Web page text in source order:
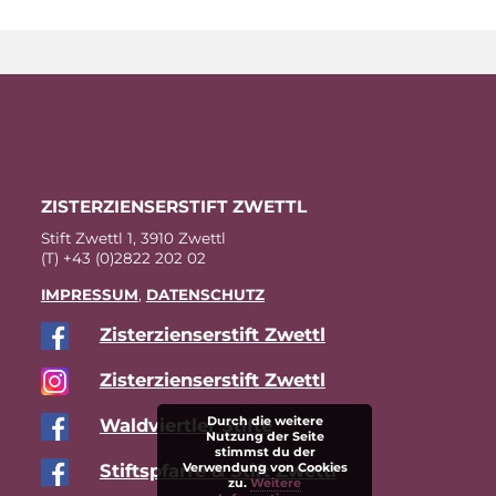
ZIS­TER­ZI­EN­SER­STIFT ZWETTL
Stift Zwettl 1, 3910 Zwettl
(T) +43 (0)2822 202 02
IM­PRES­SUM, DA­TEN­SCHUTZ
Zis­ter­zi­en­ser­stift Zwettl
Zis­ter­zi­en­ser­stift Zwettl
Wald­viert­ler Stifte
Stift­s­pfar­re & Stift Zwettl
Durch die weitere
Nutzung der Seite
stimmst du der
Verwendung von Cookies
zu.Weitere